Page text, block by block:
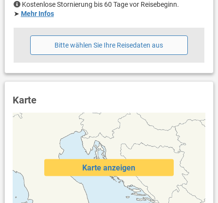
Bestuhlung
Liegen
Terrassengröße: 30 m²
Weitere Informationen
Grill vorhanden
Swimmingpool (32 m²)
Whirlpool
Dusche im Außenbereich
Haustier erlaubt (gegen Gebühr: 15.00 € pro Tag / pro
Klimaanlage im Preis inklusive
Bettwäsche vorhanden
Handtücher vorhanden
Fön
Waschmaschine in der Unterkunft
Internet per WLAN
Kostenlose Stornierung bis 60 Tage vor Reisebeginn.
➤ Mehr Infos
Bitte wählen Sie Ihre Reisedaten aus
Karte
Karte anzeigen